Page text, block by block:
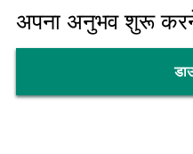
अपना अनुभव शुरू